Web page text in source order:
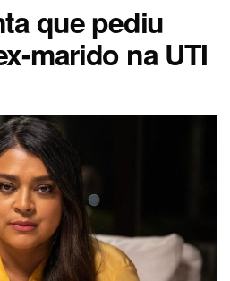
que pediu
marido na UTI